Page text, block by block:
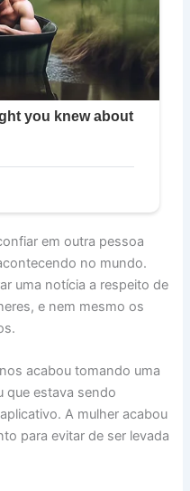
em outra pessoa
no mundo.
uma notícia a respeito de
e nem mesmo os
acabou tomando uma
que estava sendo
A mulher acabou
para evitar de ser levada